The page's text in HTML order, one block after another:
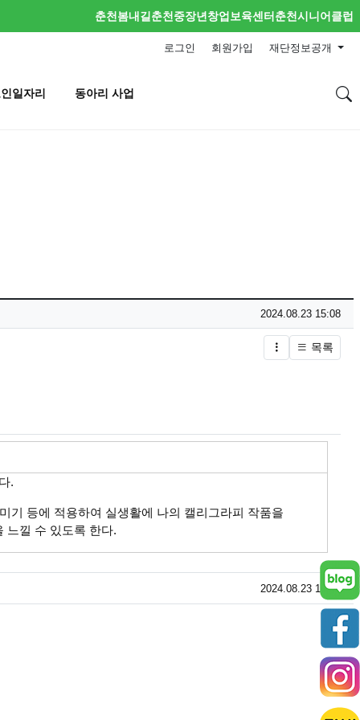
춘천봄내길 춘천중장년창업보육센터 춘천시니어클럽
로그인 회원가입 재단정보공개
일자리 동아리 사업
작성일
2024.08.23 15:08
글버튼
목록
.
기 등에 적용하여 실생활에 나의 캘리그라피 작품을
느낄 수 있도록 한다.
등록일
2024.08.23 15:08블로그
페이스
인스타